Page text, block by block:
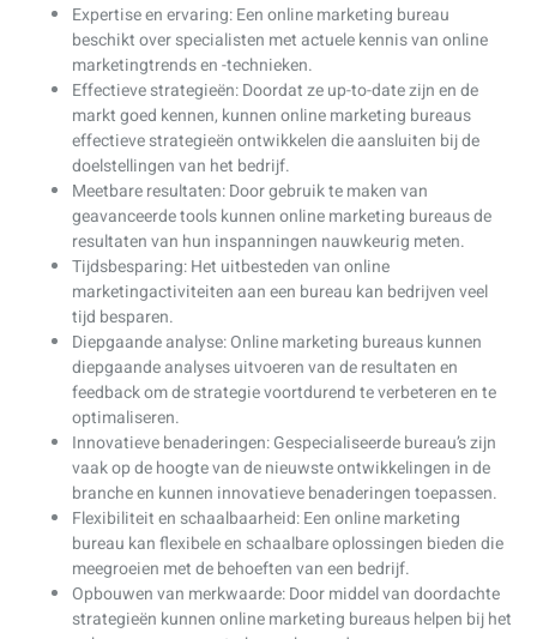
Expertise en ervaring: Een online marketing bureau
beschikt over specialisten met actuele kennis van online
marketingtrends en -technieken.
Effectieve strategieën: Doordat ze up-to-date zijn en de
markt goed kennen, kunnen online marketing bureaus
effectieve strategieën ontwikkelen die aansluiten bij de
doelstellingen van het bedrijf.
Meetbare resultaten: Door gebruik te maken van
geavanceerde tools kunnen online marketing bureaus de
resultaten van hun inspanningen nauwkeurig meten.
Tijdsbesparing: Het uitbesteden van online
marketingactiviteiten aan een bureau kan bedrijven veel
tijd besparen.
Diepgaande analyse: Online marketing bureaus kunnen
diepgaande analyses uitvoeren van de resultaten en
feedback om de strategie voortdurend te verbeteren en te
optimaliseren.
Innovatieve benaderingen: Gespecialiseerde bureau’s zijn
vaak op de hoogte van de nieuwste ontwikkelingen in de
branche en kunnen innovatieve benaderingen toepassen.
Flexibiliteit en schaalbaarheid: Een online marketing
bureau kan flexibele en schaalbare oplossingen bieden die
meegroeien met de behoeften van een bedrijf.
Opbouwen van merkwaarde: Door middel van doordachte
strategieën kunnen online marketing bureaus helpen bij het